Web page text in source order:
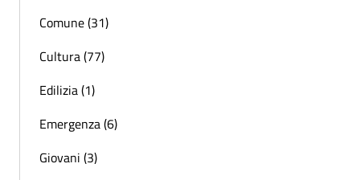
Comune (31)
Cultura (77)
Edilizia (1)
Emergenza (6)
Giovani (3)